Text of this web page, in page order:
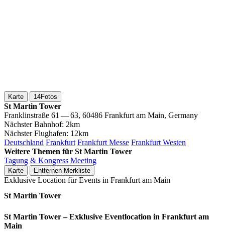
Karte 14Fotos
St Martin Tower
Franklinstraße 61 — 63, 60486 Frankfurt am Main, Germany
Nächster Bahnhof: 2km
Nächster Flughafen: 12km
Deutschland Frankfurt Frankfurt Messe Frankfurt Westen
Weitere Themen für St Martin Tower
Tagung & Kongress Meeting
Karte Entfernen Merkliste
Exklusive Location für Events in Frankfurt am Main
St Martin Tower
St Martin Tower – Exklusive Eventlocation in Frankfurt am
Main